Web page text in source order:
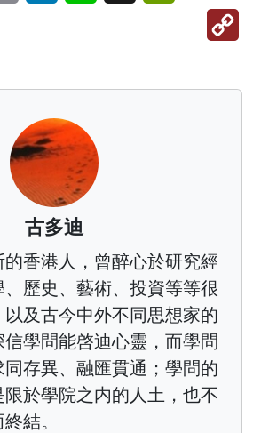
古多迪
香港人，曾醉心於研究經
歷史、藝術、投資等等很
及古今中外不同思想家的
學問能啓迪心靈，而學問
存異、融匯貫通；學問的
於學院之内的人土，也不
結。